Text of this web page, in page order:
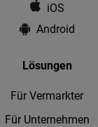
iOS
Android
Lösungen
Für Vermarkter
Für Unternehmen